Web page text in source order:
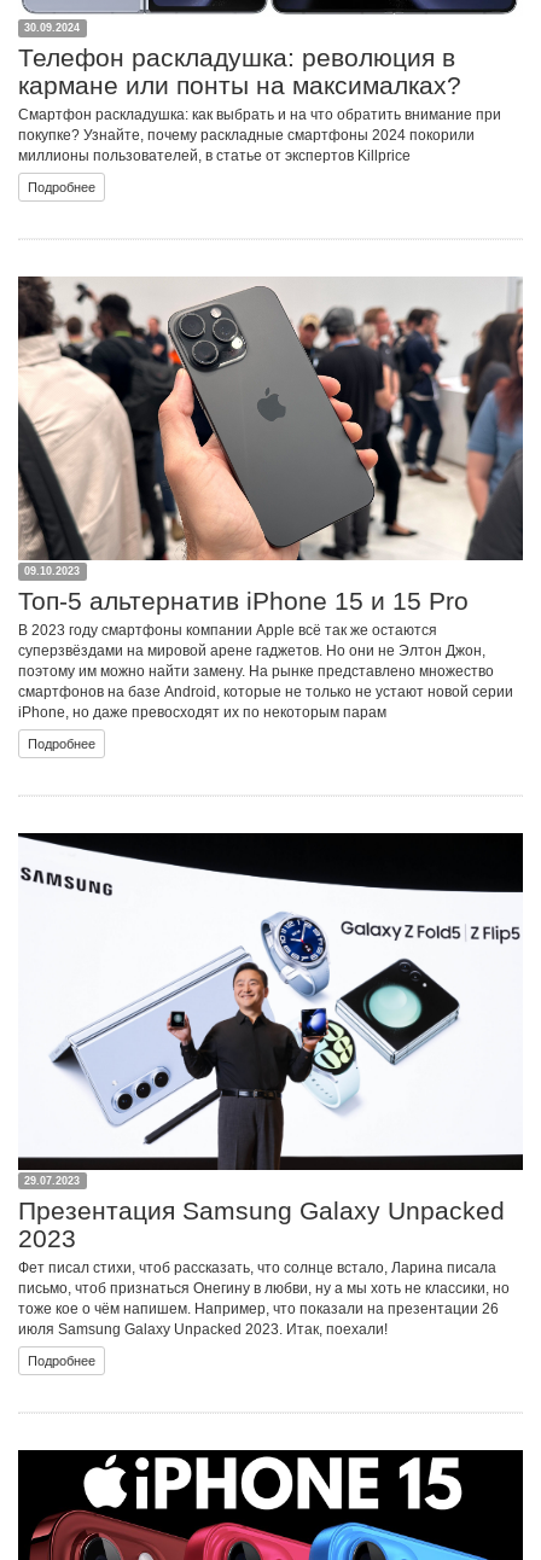
30.09.2024
Телефон раскладушка: революция в
кармане или понты на максималках?
Смартфон раскладушка: как выбрать и на что обратить внимание при
покупке? Узнайте, почему раскладные смартфоны 2024 покорили
миллионы пользователей, в статье от экспертов Killprice
Подробнее
09.10.2023
Топ-5 альтернатив iPhone 15 и 15 Pro
В 2023 году смартфоны компании Apple всё так же остаются
суперзвёздами на мировой арене гаджетов. Но они не Элтон Джон,
поэтому им можно найти замену. На рынке представлено множество
смартфонов на базе Android, которые не только не устают новой серии
iPhone, но даже превосходят их по некоторым парам
Подробнее
29.07.2023
Презентация Samsung Galaxy Unpacked
2023
Фет писал стихи, чтоб рассказать, что солнце встало, Ларина писала
письмо, чтоб признаться Онегину в любви, ну а мы хоть не классики, но
тоже кое о чём напишем. Например, что показали на презентации 26
июля Samsung Galaxy Unpacked 2023. Итак, поехали!
Подробнее